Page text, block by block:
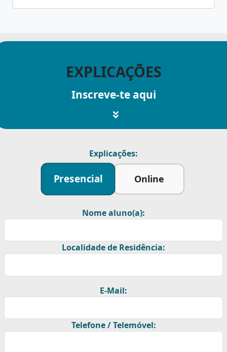
EXPLICAÇÕES
Inscreve-te aqui
Explicações:
Presencial Online
Nome aluno(a):
Localidade de Residência:
E-Mail:
Telefone / Telemóvel: